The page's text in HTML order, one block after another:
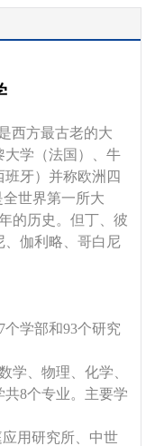
西方最古老的大
大学（法国）、牛
牙）并称欧洲四
世界第一所大
的历史。但丁、彼
、伽利略、哥白尼
学部和93个研究
学、物理、化学、
8个专业。主要学
用研究所、中世